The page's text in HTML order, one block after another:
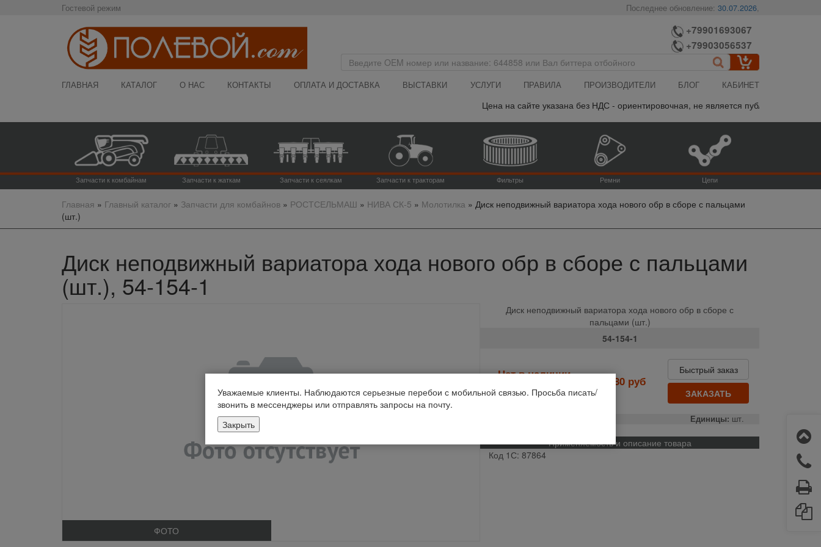
Гостевой режим Последнее обновление:30.07.2026,
+79901693067
+79903056537
ГЛАВНАЯ КАТАЛОГ О НАС КОНТАКТЫ ОПЛАТА И ДОСТАВКА ВЫСТАВКИ УСЛУГИ ПРАВИЛА ПРОИЗВОДИТЕЛИ БЛОГ КАБИНЕТ
Цена на сайте указана без НДС - ориентировочная, не является публичной
Запчасти к комбайнам Запчасти к жаткам Запчасти к сеялкам Запчасти к тракторам Фильтры Ремни Цепи
Главная » Главный каталог» Запчасти для комбайнов» РОСТСЕЛЬМАШ » НИВА СК-5 » Молотилка» Диск неподвижный вариатора хода нового обр в сборе с пальцами
(шт.)
Диск неподвижный вариатора хода нового обр в сборе с пальцами
(шт.), 54-154-1
ФОТО
Диск неподвижный вариатора хода нового обр в сборе с
пальцами (шт.)
54-154-1
Нет в наличии
Уведомить о наличии
8 980 руб
Быстрый заказ
ЗАКАЗАТЬ
Единицы: шт.
Применяемость и описание товара
Код 1С: 87864
Уважаемые клиенты. Наблюдаются серьезные перебои с мобильной связью. Просьба писать/
звонить в мессенджеры или отправлять запросы на почту.
Закрыть